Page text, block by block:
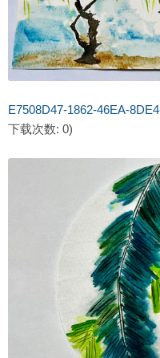
E7508D47-1862-46EA-
下载次数: 0)